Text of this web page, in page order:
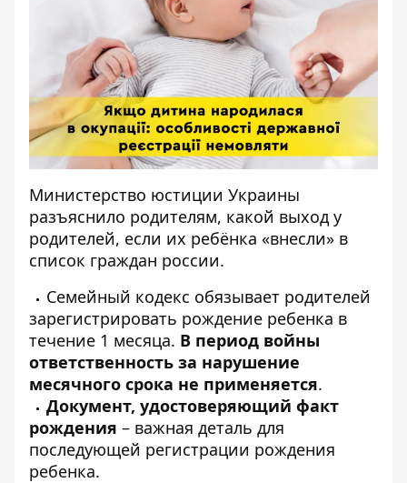
Министерство юстиции Украины
разъяснило родителям, какой выход у
родителей, если их ребёнка «внесли» в
список граждан россии.
Семейный кодекс обязывает родителей
зарегистрировать рождение ребенка в
течение 1 месяца. В период войны
ответственность за нарушение
месячного срока не применяется.
Документ, удостоверяющий факт
рождения – важная деталь для
последующей регистрации рождения
ребенка.